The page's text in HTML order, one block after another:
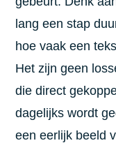
lang een stap
hoe vaak een
Het zijn geen
die direct
dagelijks wordt
een eerlijk beeld